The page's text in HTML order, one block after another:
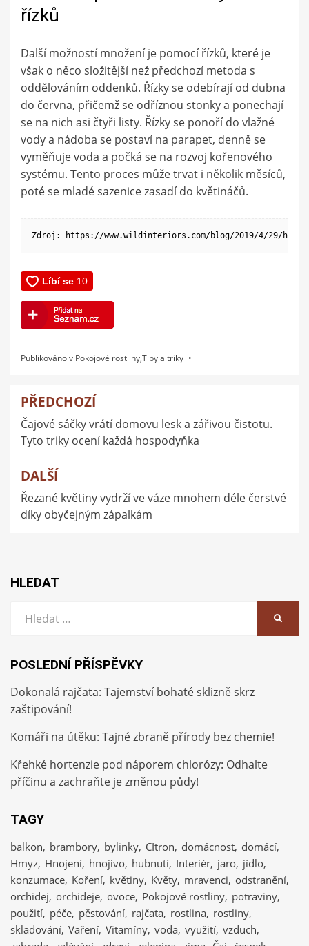
řízků
Další možností množení je pomocí řízků, které je
však o něco složitější než předchozí metoda s
oddělováním oddenků. Řízky se odebírají od dubna
do června, přičemž se odříznou stonky a ponechají
se na nich asi čtyři listy. Řízky se ponoří do vlažné
vody a nádoba se postaví na parapet, denně se
vyměňuje voda a počká se na rozvoj kořenového
systému. Tento proces může trvat i několik měsíců,
poté se mladé sazenice zasadí do květináčů.
Zdroj: https://www.wildinteriors.com/blog/2019/4/29/how-
Publikováno v Pokojové rostliny,Tipy a triky
Navigace
pro
příspěvek
PŘEDCHOZÍ
Čajové sáčky vrátí domovu lesk a zářivou čistotu.
Tyto triky ocení každá hospodyňka
DALŠÍ
Řezané květiny vydrží ve váze mnohem déle čerstvé
díky obyčejným zápalkám
HLEDAT
POSLEDNÍ PŘÍSPĚVKY
Dokonalá rajčata: Tajemství bohaté sklizně skrz
zaštipování!
Komáři na útěku: Tajné zbraně přírody bez chemie!
Křehké hortenzie pod náporem chlorózy: Odhalte
příčinu a zachraňte je změnou půdy!
TAGY
balkon brambory bylinky CItron domácnost domácí
Hmyz Hnojení hnojivo hubnutí Interiér jaro jídlo
konzumace Koření květiny Květy mravenci odstranění
orchidej orchideje ovoce Pokojové rostliny potraviny
použití péče pěstování rajčata rostlina rostliny
skladování Vaření Vitamíny voda využití vzduch